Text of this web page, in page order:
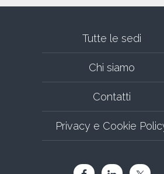
Tutte le sedi
Chi siamo
Contatti
Privacy e Cookie